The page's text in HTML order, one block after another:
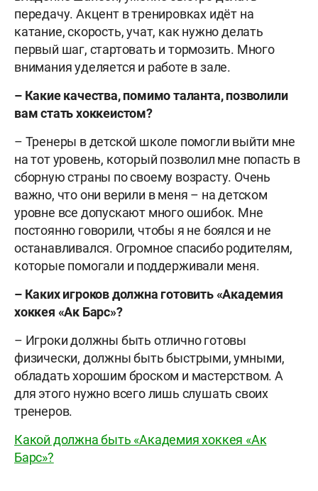
передачу. Акцент в тренировках идёт на
катание, скорость, учат, как нужно делать
первый шаг, стартовать и тормозить. Много
внимания уделяется и работе в зале.
– Какие качества, помимо таланта, позволили
вам стать хоккеистом?
– Тренеры в детской школе помогли выйти мне
на тот уровень, который позволил мне попасть в
сборную страны по своему возрасту. Очень
важно, что они верили в меня – на детском
уровне все допускают много ошибок. Мне
постоянно говорили, чтобы я не боялся и не
останавливался. Огромное спасибо родителям,
которые помогали и поддерживали меня.
– Каких игроков должна готовить «Академия
хоккея «Ак Барс»?
– Игроки должны быть отлично готовы
физически, должны быть быстрыми, умными,
обладать хорошим броском и мастерством. А
для этого нужно всего лишь слушать своих
тренеров.
Какой должна быть «Академия хоккея «Ак
Барс»?